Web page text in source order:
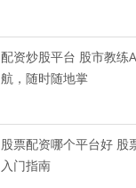
配资炒股平台 股市教
航，随时随地掌
股票配资哪个平台好 股
入门指南